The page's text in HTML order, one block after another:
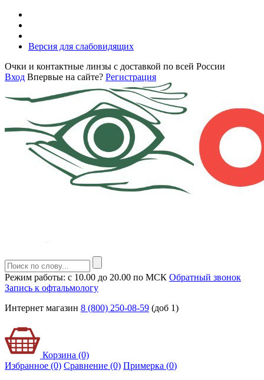
Версия для слабовидящих
Очки и контактные линзы с доставкой по всей России
Вход Впервые на сайте? Регистрация
Режим работы: с 10.00 до 20.00 по МСК Обратный звонок
Запись к офтальмологу
Интернет магазин 8 (800) 250-08-59 (доб 1)
Корзина (0)
Избранное (0) Сравнение (0) Примерка (0)